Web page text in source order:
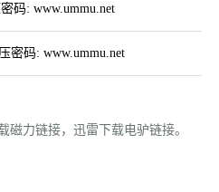
码: www.ummu.net
密码: www.ummu.net
磁力链接，迅雷下载电驴链接。